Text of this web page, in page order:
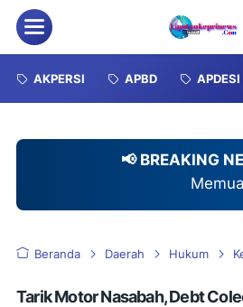
Menu
AKPERSI APBD APDESI
📢 BREAKING
Memuat berita terbaru...
Beranda Daerah Hukum
Tarik Motor Nasabah, Debt